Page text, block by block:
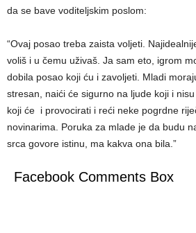
da se bave voditeljskim poslom:
“Ovaj posao treba zaista voljeti.
voliš i u čemu uživaš. Ja sam eto, igrom
dobila posao koji ću i zavoljeti. Mladi
stresan, naići će sigurno na ljude koji i
koji će i provocirati i reći neke pogrdne
novinarima. Poruka za mlade je da budu
srca govore istinu, ma kakva ona bila.”
Facebook Comments Box